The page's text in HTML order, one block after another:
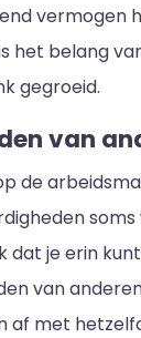
vermogen
het belang
gegroeid.
van
de
je erin
van
af met